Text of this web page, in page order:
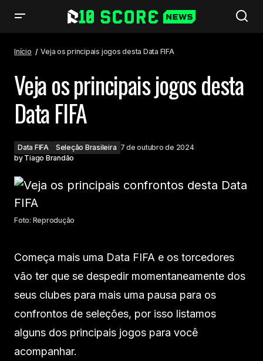
Início Veja os principais jogos desta Data FIFA
Veja os principais jogos desta
Data FIFA
Data FIFA Seleção Brasileira 7 de outubro de 2024
by Tiago Brandão
Foto: Reprodução
Começa mais uma Data FIFA e os torcedores
vão ter que se despedir momentaneamente dos
seus clubes para mais uma pausa para os
confrontos de seleções, por isso listamos
alguns dos principais jogos para você
acompanhar.